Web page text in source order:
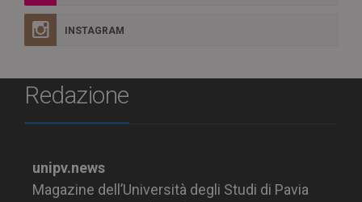
INSTAGRAM
Redazione
unipv.news
Magazine dell’Università degli Studi di Pavia